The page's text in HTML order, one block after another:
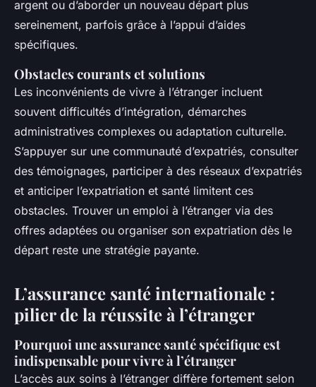
argent ou d’aborder un nouveau départ plus
sereinement, parfois grâce à l’appui d’aides
spécifiques.
Obstacles courants et solutions
Les inconvénients de vivre à l’étranger incluent
souvent difficultés d’intégration, démarches
administratives complexes ou adaptation culturelle.
S’appuyer sur une communauté d’expatriés, consulter
des témoignages, participer à des réseaux d’expatriés
et anticiper l’expatriation et santé limitent ces
obstacles. Trouver un emploi à l’étranger via des
offres adaptées ou organiser son expatriation dès le
départ reste une stratégie payante.
L’assurance santé internationale :
pilier de la réussite à l’étranger
Pourquoi une assurance santé spécifique est
indispensable pour vivre à l’étranger
L’accès aux soins à l’étranger diffère fortement selon